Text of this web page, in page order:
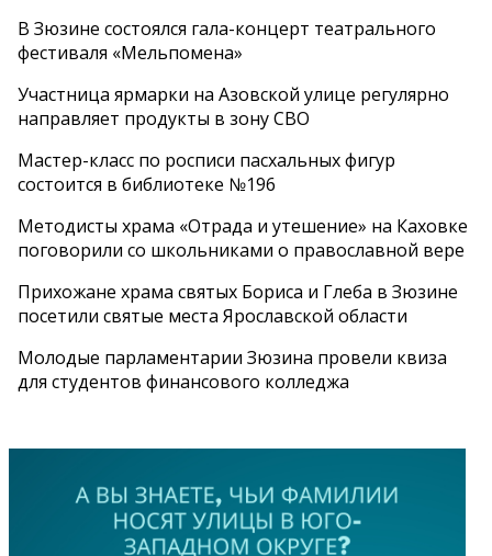
В Зюзине состоялся гала-концерт театрального
фестиваля «Мельпомена»
Участница ярмарки на Азовской улице регулярно
направляет продукты в зону СВО
Мастер-класс по росписи пасхальных фигур
состоится в библиотеке №196
Методисты храма «Отрада и утешение» на Каховке
поговорили со школьниками о православной вере
Прихожане храма святых Бориса и Глеба в Зюзине
посетили святые места Ярославской области
Молодые парламентарии Зюзина провели квиза
для студентов финансового колледжа